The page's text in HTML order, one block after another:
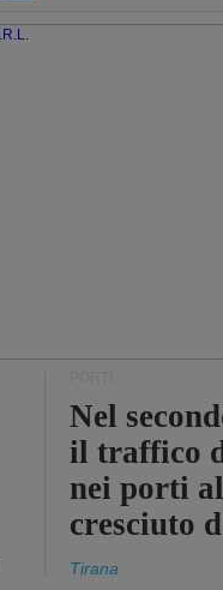
Nel
il traffico
nei porti
cresciuto
Tirana